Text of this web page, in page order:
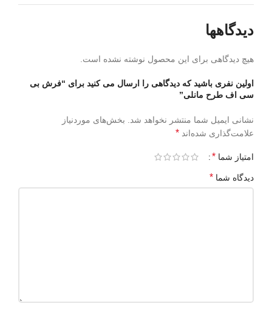
دیدگاهها
هیچ دیدگاهی برای این محصول نوشته نشده است.
اولین نفری باشید که دیدگاهی را ارسال می کنید برای “فرش بی
سی اف طرح مانلی”
نشانی ایمیل شما منتشر نخواهد شد. بخش‌های موردنیاز
علامت‌گذاری شده‌اند *
امتیاز شما *
دیدگاه شما *